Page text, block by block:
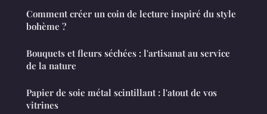
Comment créer un coin de lecture inspiré du style
bohème ?
Bouquets et fleurs séchées : l'artisanat au service
de la nature
Papier de soie métal scintillant : l'atout de vos
vitrines